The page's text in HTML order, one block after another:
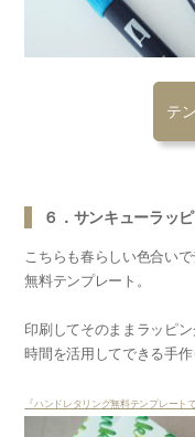
テ
６．サンキューラッ
こちらも春らしい色合い
無料テンプレート。
印刷してそのままラッピ
時間を活用してできる手
『ハンドレタリング無料テンプレート